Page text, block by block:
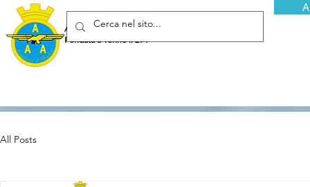
Associazione Arma Aeronautica - Aviatori d'Italia ETS
Fondata a Torino il 29 febbraio 1952
All Posts